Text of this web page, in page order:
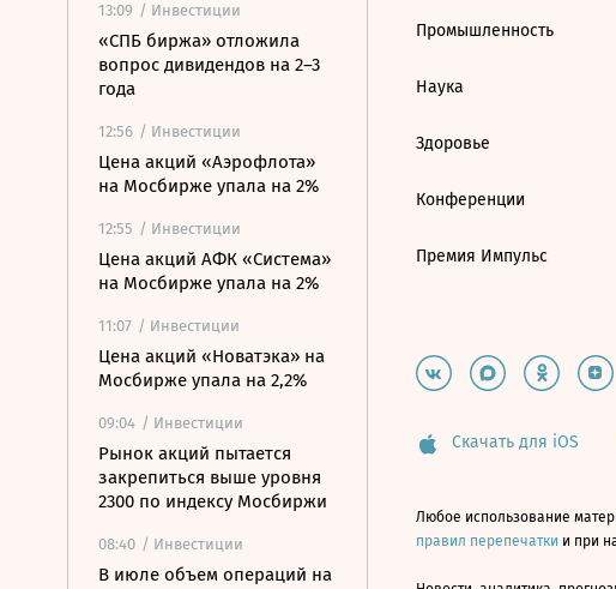
13:09 / Инвестиции
«СПБ биржа» отложила
вопрос дивидендов на 2–3
года
12:56 / Инвестиции
Цена акций «Аэрофлота»
на Мосбирже упала на 2%
12:55 / Инвестиции
Цена акций АФК «Система»
на Мосбирже упала на 2%
11:07 / Инвестиции
Цена акций «Новатэка» на
Мосбирже упала на 2,2%
09:04 / Инвестиции
Рынок акций пытается
закрепиться выше уровня
2300 по индексу Мосбиржи
08:40 / Инвестиции
В июле объем операций на
Промышленность
Наука
Здоровье
Конференции
Премия Импульс
Скачать для iOS
Любое использование
правил перепечатки и при